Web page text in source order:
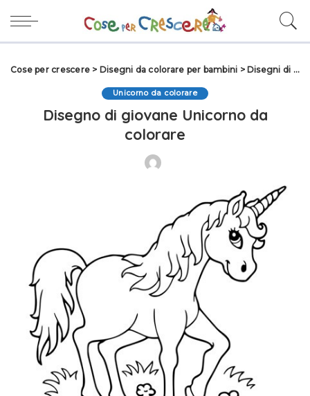
Cose per crescere > Disegni da colorare per bambini > Disegni di Animali da colorare
Unicorno da colorare
Disegno di giovane Unicorno da
colorare